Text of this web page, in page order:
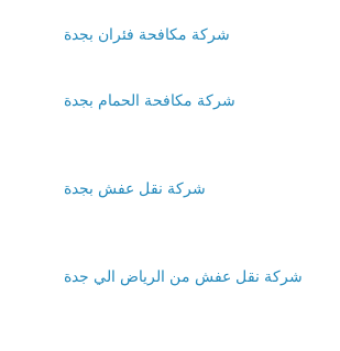
شركة مكافحة فئران بجدة
شركة مكافحة الحمام بجدة
شركة نقل عفش بجدة
شركة نقل عفش من الرياض الي جدة